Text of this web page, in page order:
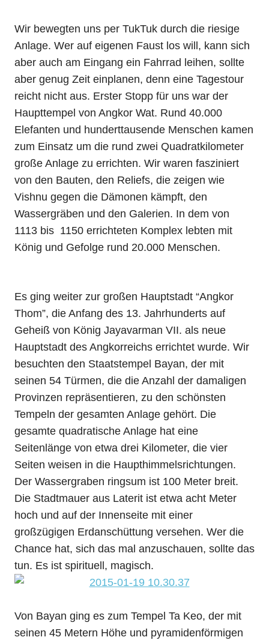
Wir bewegten uns per TukTuk durch die riesige
Anlage. Wer auf eigenen Faust los will, kann sich
aber auch am Eingang ein Fahrrad leihen, sollte
aber genug Zeit einplanen, denn eine Tagestour
reicht nicht aus. Erster Stopp für uns war der
Haupttempel von Angkor Wat. Rund 40.000
Elefanten und hunderttausende Menschen kamen
zum Einsatz um die rund zwei Quadratkilometer
große Anlage zu errichten. Wir waren fasziniert
von den Bauten, den Reliefs, die zeigen wie
Vishnu gegen die Dämonen kämpft, den
Wassergräben und den Galerien. In dem von
1113 bis 1150 errichteten Komplex lebten mit
König und Gefolge rund 20.000 Menschen.
Es ging weiter zur großen Hauptstadt “Angkor
Thom”, die Anfang des 13. Jahrhunderts auf
Geheiß von König Jayavarman VII. als neue
Hauptstadt des Angkorreichs errichtet wurde. Wir
besuchten den Staatstempel Bayan, der mit
seinen 54 Türmen, die die Anzahl der damaligen
Provinzen repräsentieren, zu den schönsten
Tempeln der gesamten Anlage gehört. Die
gesamte quadratische Anlage hat eine
Seitenlänge von etwa drei Kilometer, die vier
Seiten weisen in die Haupthimmelsrichtungen.
Der Wassergraben ringsum ist 100 Meter breit.
Die Stadtmauer aus Laterit ist etwa acht Meter
hoch und auf der Innenseite mit einer
großzügigen Erdanschüttung versehen. Wer die
Chance hat, sich das mal anzuschauen, sollte das
tun. Es ist spirituell, magisch.
Von Bayan ging es zum Tempel Ta Keo, der mit
seinen 45 Metern Höhe und pyramidenförmigen